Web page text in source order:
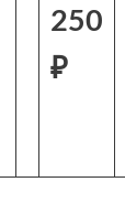
250
₽